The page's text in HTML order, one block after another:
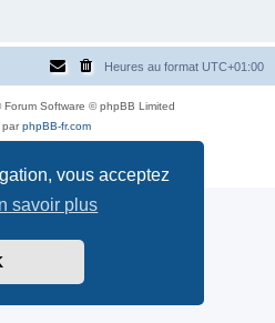
vous acceptez
savoir plus
Heures au format UTC+01:00
Forum Software © phpBB Limited
parphpBB-fr.com